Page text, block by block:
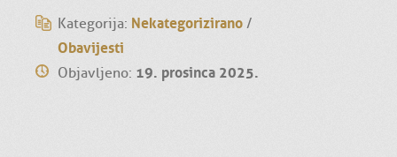
Kategorija: Nekategorizirano /
Obavijesti
Objavljeno: 19. prosinca 2025.